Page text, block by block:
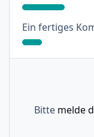
Ein fertiges
Bitte melde